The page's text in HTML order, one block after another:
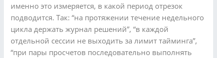
именно это измеряется, в какой период отрезок
подводится. Так: “на протяжении течение недельного
цикла держать журнал решений”, “в каждой
отдельной сессии не выходить за лимит тайминга”,
“при пары просчетов последовательно выполнять